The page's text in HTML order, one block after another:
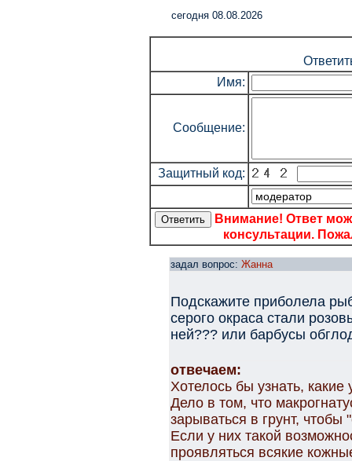
cегодня 08.08.2026
Имя:
Сообщение:
Защитный код:
Внимание! Ответ
консультации.
задал вопрос: Жанна
Подскажите приболела
серого окраса стали
ней??? или барбусы
отвечаем:
Хотелось бы узнать,
Дело в том, что
зарываться в грунт, чтобы
Если у них такой
проявляться всякие